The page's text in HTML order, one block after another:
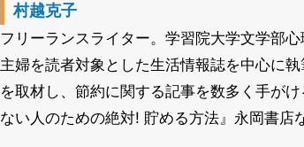
村越克子
フリーランスライター。学習院大学文学部
主婦を読者対象とした生活情報誌を中心に
を取材し、節約に関する記事を数多く手が
ない人のための絶対! 貯める方法』永岡書店